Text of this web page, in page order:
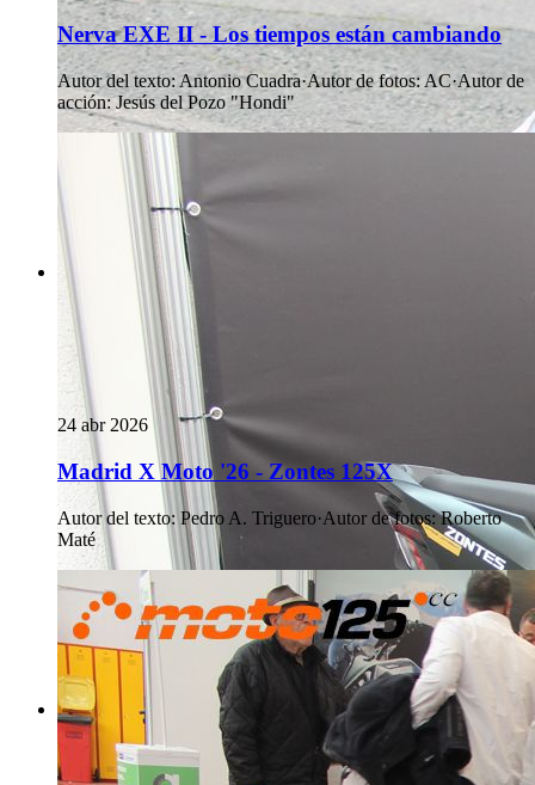
Nerva EXE II - Los tiempos están cambiando
Autor del texto: Antonio Cuadra·Autor de fotos: AC·Autor de
acción: Jesús del Pozo "Hondi"
24 abr 2026
Madrid X Moto '26 - Zontes 125X
Autor del texto: Pedro A. Triguero·Autor de fotos: Roberto
Maté